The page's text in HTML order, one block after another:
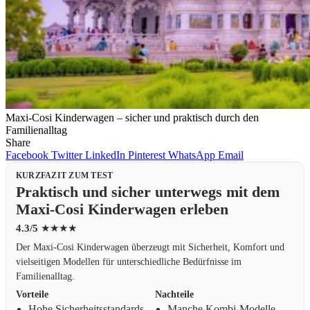
Maxi-Cosi Kinderwagen – sicher und praktisch durch den
Familienalltag
Share
Facebook Twitter LinkedIn Pinterest WhatsApp Email
KURZFAZIT ZUM TEST
Praktisch und sicher unterwegs mit dem
Maxi-Cosi Kinderwagen erleben
4.3/5 ★★★★
Der Maxi-Cosi Kinderwagen überzeugt mit Sicherheit, Komfort und
vielseitigen Modellen für unterschiedliche Bedürfnisse im
Familienalltag.
Vorteile
Nachteile